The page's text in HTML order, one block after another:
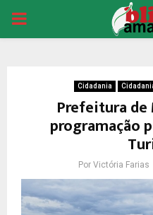
PRIMARY
Cidadania
Prefeitura de
programação
Por Victória Farias